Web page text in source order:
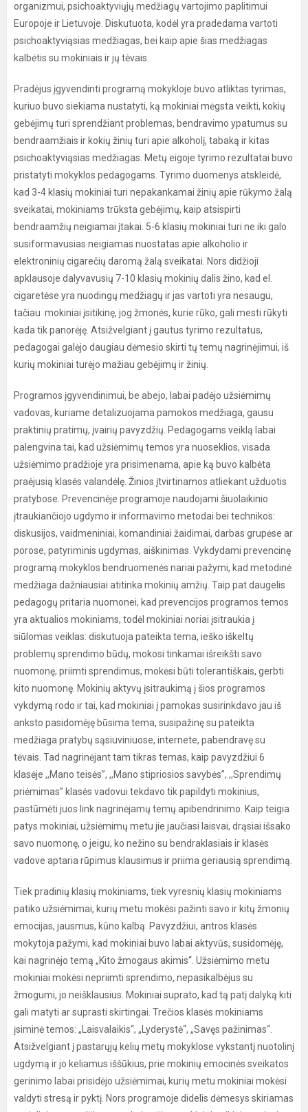
organizmui, psichoaktyviųjų medžiagų vartojimo paplitimui
Europoje ir Lietuvoje. Diskutuota, kodėl yra pradedama vartoti
psichoaktyviąsias medžiagas, bei kaip apie šias medžiagas
kalbėtis su mokiniais ir jų tėvais.
Pradėjus įgyvendinti programą mokykloje buvo atliktas tyrimas,
kuriuo buvo siekiama nustatyti, ką mokiniai mėgsta veikti, kokių
gebėjimų turi sprendžiant problemas, bendravimo ypatumus su
bendraamžiais ir kokių žinių turi apie alkoholį, tabaką ir kitas
psichoaktyviąsias medžiagas. Metų eigoje tyrimo rezultatai buvo
pristatyti mokyklos pedagogams. Tyrimo duomenys atskleidė,
kad 3-4 klasių mokiniai turi nepakankamai žinių apie rūkymo žalą
sveikatai, mokiniams trūksta gebėjimų, kaip atsispirti
bendraamžių neigiamai įtakai. 5-6 klasių mokiniai turi ne iki galo
susiformavusias neigiamas nuostatas apie alkoholio ir
elektroninių cigarečių daromą žalą sveikatai. Nors didžioji
apklausoje dalyvavusių 7-10 klasių mokinių dalis žino, kad el.
cigaretėse yra nuodingų medžiagų ir jas vartoti yra nesaugu,
tačiau mokiniai įsitikinę, jog žmonės, kurie rūko, gali mesti rūkyti
kada tik panorėję. Atsižvelgiant į gautus tyrimo rezultatus,
pedagogai galėjo daugiau dėmesio skirti tų temų nagrinėjimui, iš
kurių mokiniai turėjo mažiau gebėjimų ir žinių.
Programos įgyvendinimui, be abejo, labai padėjo užsiėmimų
vadovas, kuriame detalizuojama pamokos medžiaga, gausu
praktinių pratimų, įvairių pavyzdžių. Pedagogams veiklą labai
palengvina tai, kad užsiėmimų temos yra nuoseklios, visada
užsiėmimo pradžioje yra prisimenama, apie ką buvo kalbėta
praėjusią klasės valandėlę. Žinios įtvirtinamos atliekant užduotis
pratybose. Prevencinėje programoje naudojami šiuolaikinio
įtraukiančiojo ugdymo ir informavimo metodai bei technikos:
diskusijos, vaidmeniniai, komandiniai žaidimai, darbas grupėse ar
porose, patyriminis ugdymas, aiškinimas. Vykdydami prevencinę
programą mokyklos bendruomenės nariai pažymi, kad metodinė
medžiaga dažniausiai atitinka mokinių amžių. Taip pat daugelis
pedagogų pritaria nuomonei, kad prevencijos programos temos
yra aktualios mokiniams, todėl mokiniai noriai įsitraukia į
siūlomas veiklas: diskutuoja pateikta tema, ieško iškeltų
problemų sprendimo būdų, mokosi tinkamai išreikšti savo
nuomonę, priimti sprendimus, mokėsi būti tolerantiškais, gerbti
kito nuomonę. Mokinių aktyvų įsitraukimą į šios programos
vykdymą rodo ir tai, kad mokiniai į pamokas susirinkdavo jau iš
anksto pasidomėję būsima tema, susipažinę su pateikta
medžiaga pratybų sąsiuviniuose, internete, pabendravę su
tėvais. Tad nagrinėjant tam tikras temas, kaip pavyzdžiui 6
klasėje ,,Mano teisės”, ,,Mano stipriosios savybės”, ,,Sprendimų
priėmimas” klasės vadovui tekdavo tik papildyti mokinius,
pastūmėti juos link nagrinėjamų temų apibendrinimo. Kaip teigia
patys mokiniai, užsiėmimų metu jie jaučiasi laisvai, drąsiai išsako
savo nuomonę, o jeigu, ko nežino su bendraklasiais ir klasės
vadove aptaria rūpimus klausimus ir priima geriausią sprendimą.
Tiek pradinių klasių mokiniams, tiek vyresnių klasių mokiniams
patiko užsiėmimai, kurių metu mokėsi pažinti savo ir kitų žmonių
emocijas, jausmus, kūno kalbą. Pavyzdžiui, antros klasės
mokytoja pažymi, kad mokiniai buvo labai aktyvūs, susidomėję,
kai nagrinėjo temą „Kito žmogaus akimis“. Užsiėmimo metu
mokiniai mokėsi nepriimti sprendimo, nepasikalbėjus su
žmogumi, jo neišklausius. Mokiniai suprato, kad tą patį dalyką kiti
gali matyti ar suprasti skirtingai. Trečios klasės mokiniams
įsiminė temos: „Laisvalaikis“, „Lyderystė“, „Savęs pažinimas“.
Atsižvelgiant į pastarųjų kelių metų mokyklose vykstantį nuotolinį
ugdymą ir jo keliamus iššūkius, prie mokinių emocinės sveikatos
gerinimo labai prisidėjo užsiėmimai, kurių metu mokiniai mokėsi
valdyti stresą ir pyktį. Nors programoje didelis dėmesys skiriamas